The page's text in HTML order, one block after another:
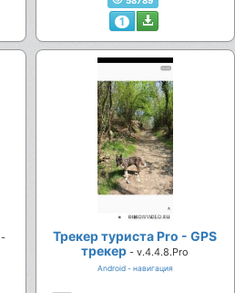
1
-
Трекер туриста Pro - GPS
трекер - v.4.4.8.Pro
Android - навигация